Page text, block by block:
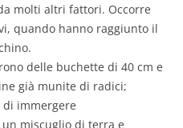
molti altri fattori. Occorre
quando hanno raggiunto il
delle buchette di 40 cm e
già munite di radici;
immergere
miscuglio di terra e